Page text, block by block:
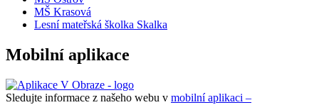
MŠ Krasová
Lesní mateřská školka Skalka
Mobilní aplikace
Sledujte informace z našeho webu v mobilní aplikaci –